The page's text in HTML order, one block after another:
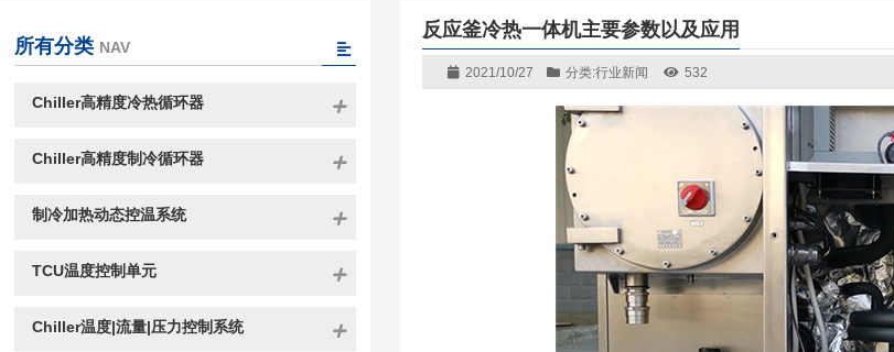
反应釜冷热一体机主要参数以及应用
2021/10/27 分类:行业新闻 532
所有分类 NAV
Chiller高精度冷热循环器
Chiller高精度制冷循环器
制冷加热动态控温系统
TCU温度控制单元
Chiller温度|流量|压力控制系统